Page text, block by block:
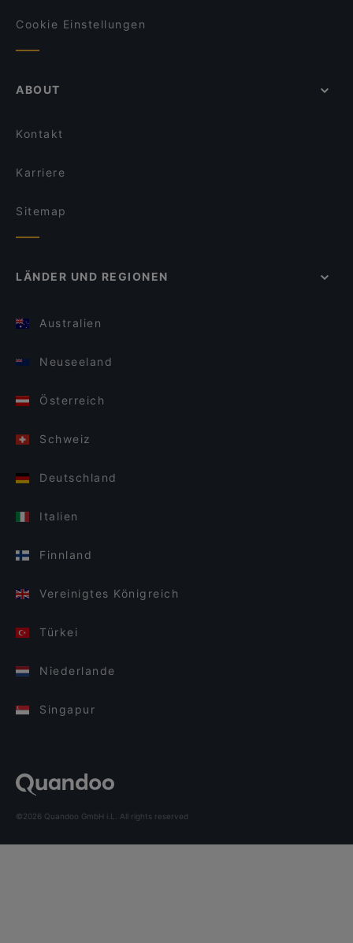
Cookie Einstellungen
ABOUT
Kontakt
Karriere
Sitemap
LÄNDER UND REGIONEN
Australien
Neuseeland
Österreich
Schweiz
Deutschland
Italien
Finnland
Vereinigtes Königreich
Türkei
Niederlande
Singapur
©2026 Quandoo GmbH i.L. All rights reserved